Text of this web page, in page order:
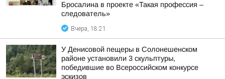
Бросалина в проекте «Такая профессия –
следователь»
Вчера, 18:21
У Денисовой пещеры в Солонешенском
районе установили 3 скульптуры,
победившие во Всероссийском конкурсе
эскизов